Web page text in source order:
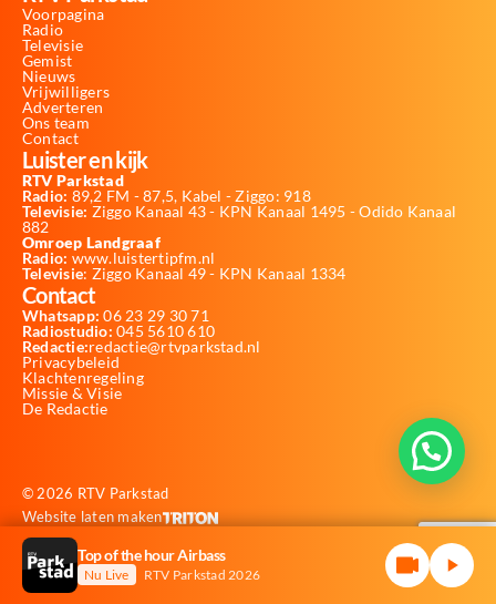
Voorpagina
Radio
Televisie
Gemist
Nieuws
Vrijwilligers
Adverteren
Ons team
Contact
Luister en kijk
RTV Parkstad
Radio: 89,2 FM - 87,5, Kabel - Ziggo: 918
Televisie: Ziggo Kanaal 43 - KPN Kanaal 1495 - Odido Kanaal
882
Omroep Landgraaf
Radio: www.luistertipfm.nl
Televisie: Ziggo Kanaal 49 - KPN Kanaal 1334
Contact
Whatsapp: 06 23 29 30 71
Radiostudio: 045 5610 610
Redactie:redactie@rtvparkstad.nl
Privacybeleid
Klachtenregeling
Missie & Visie
De Redactie
© 2026 RTV Parkstad
Website laten maken
Top of the hour Airbass
Nu Live RTV Parkstad 2026